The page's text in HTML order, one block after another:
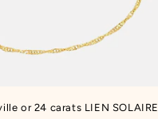
or 24 carats LIEN SOLAIRE